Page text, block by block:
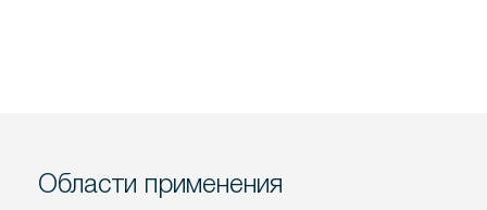
Области применения